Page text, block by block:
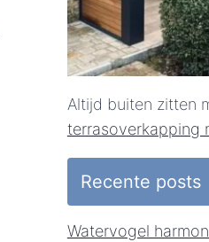
Altijd buiten zitten
terrasoverkapping
Recente posts
Watervogel